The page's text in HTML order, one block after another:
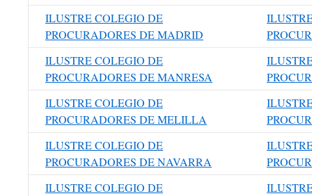
ILUSTRE COLEGIO DE
PROCURADORES DE MADRID
ILUSTRE COLEGIO DE
PROCURADORES DE MANRESA
ILUSTRE COLEGIO DE
PROCURADORES DE MELILLA
ILUSTRE COLEGIO DE
PROCURADORES DE NAVARRA
ILUSTRE COLEGIO DE